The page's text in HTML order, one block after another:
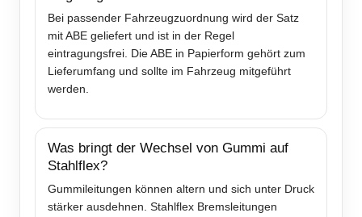
Bei passender Fahrzeugzuordnung wird der Satz
mit ABE geliefert und ist in der Regel
eintragungsfrei. Die ABE in Papierform gehört zum
Lieferumfang und sollte im Fahrzeug mitgeführt
werden.
Was bringt der Wechsel von Gummi auf
Stahlflex?
Gummileitungen können altern und sich unter Druck
stärker ausdehnen. Stahlflex Bremsleitungen